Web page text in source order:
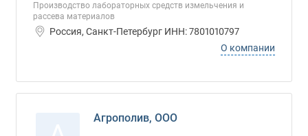
Производство лабораторных средств измельчения и
рассева материалов
Россия, Санкт-Петербург ИНН: 7801010797
О компании
Агрополив, ООО